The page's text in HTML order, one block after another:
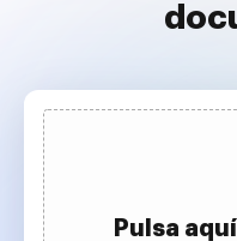
Pulsa